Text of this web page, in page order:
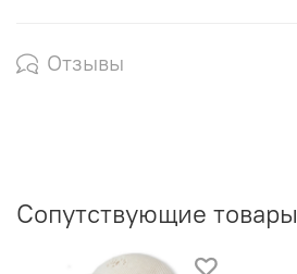
Отзывы
Сопутствующие товары